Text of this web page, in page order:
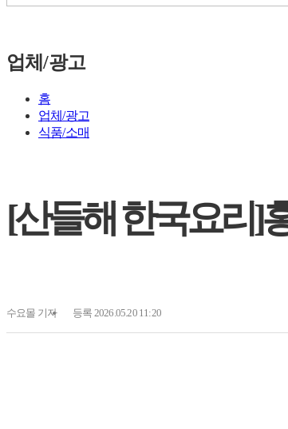
업체/광고
홈
업체/광고
식품/소매
[산들해 한국요리]
수요몰 기자 등록 2026.05.20 11:20